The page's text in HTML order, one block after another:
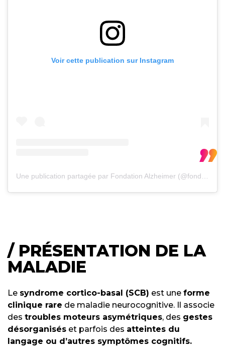
Voir cette publication sur Instagram
Une publication partagée par Fondation Alzheimer (@fondationalzheimer)
/ PRÉSENTATION DE LA
MALADIE
Le syndrome cortico-basal (SCB) est une forme
clinique rare de maladie neurocognitive. Il associe
des troubles moteurs asymétriques, des gestes
désorganisés et parfois des atteintes du
langage ou d’autres symptômes cognitifs.